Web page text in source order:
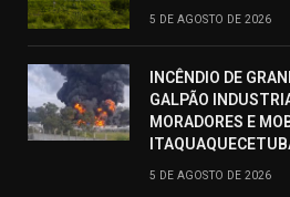
5 DE AGOSTO DE 2026
INCÊNDIO DE
GALPÃO
MORADORES E
5 DE AGOSTO DE 2026